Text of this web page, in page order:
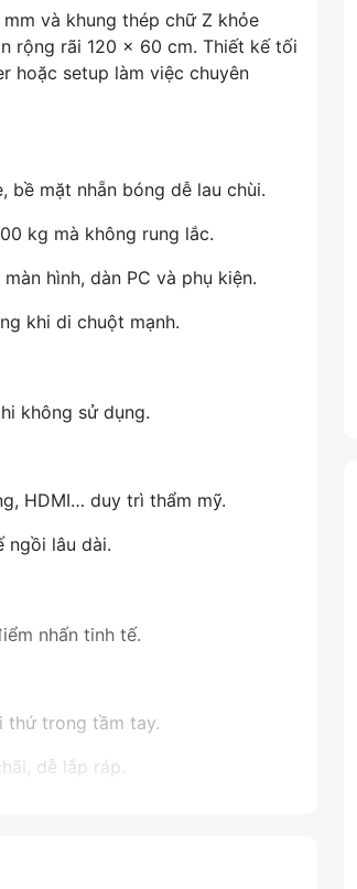
và khung thép chữ Z khỏe
rộng rãi 120 × 60 cm. Thiết kế tối
hoặc setup làm việc chuyên
bề mặt nhẵn bóng dễ lau chùi.
kg mà không rung lắc.
hình, dàn PC và phụ kiện.
khi di chuột mạnh.
không sử dụng.
HDMI… duy trì thẩm mỹ.
ngồi lâu dài.
nhấn tinh tế.
thứ trong tầm tay.
dễ lắp ráp.